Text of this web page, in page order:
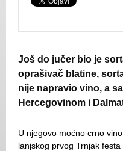
Još do jučer bio je
oprašivač blatine,
nije napravio vino, a
Hercegovinom i
U njegovo moćno crno
lanjskog prvog Trnjak